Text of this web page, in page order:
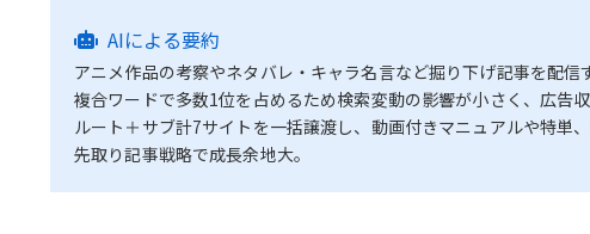
AIによる要約
アニメ作品の考察やネタバレ・キャラ名言など掘り下げ記事を配信
複合ワードで多数1位を占めるため検索変動の影響が小さく、広告収
ルート＋サブ計7サイトを一括譲渡し、動画付きマニュアルや特単
先取り記事戦略で成長余地大。